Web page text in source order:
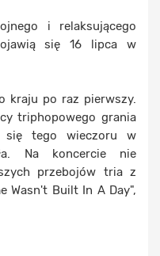
i relaksującego
się 16 lipca w
kraju po raz pierwszy.
triphopowego grania
się tego wieczoru w
Na koncercie nie
przebojów tria z
Wasn't Built In A Day",